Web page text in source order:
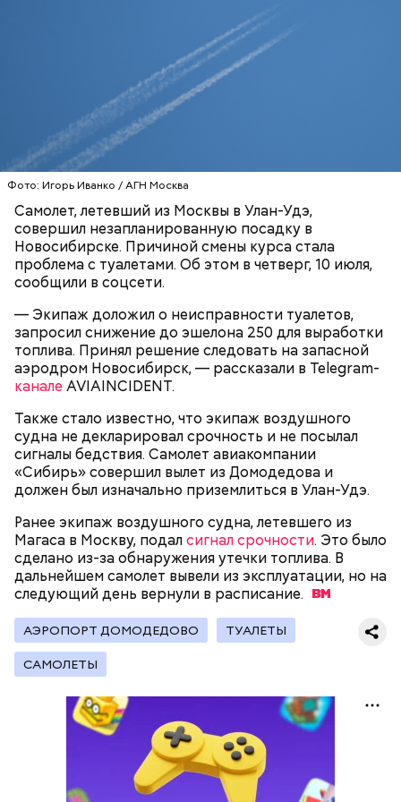
Фото: Игорь Иванко / АГН Москва
Самолет, летевший из Москвы в Улан-Удэ,
совершил незапланированную посадку в
Новосибирске. Причиной смены курса стала
проблема с туалетами. Об этом в четверг, 10 июля,
сообщили в соцсети.
— Экипаж доложил о неисправности туалетов,
запросил снижение до эшелона 250 для выработки
топлива. Принял решение следовать на запасной
аэродром Новосибирск, — рассказали в Telegram-
канале AVIAINCIDENT.
Также стало известно, что экипаж воздушного
судна не декларировал срочность и не посылал
сигналы бедствия. Самолет авиакомпании
«Сибирь» совершил вылет из Домодедова и
должен был изначально приземлиться в Улан-Удэ.
Ранее экипаж воздушного судна, летевшего из
Магаса в Москву, подалсигнал срочности. Это было
сделано из-за обнаружения утечки топлива. В
дальнейшем самолет вывели из эксплуатации, но на
следующий день вернули в расписание.
АЭРОПОРТ ДОМОДЕДОВО ТУАЛЕТЫ
САМОЛЕТЫ
— Гасанов, являясь индивидуальным
предпринимателем, осуществлял
предпринимательскую деятельность в области
продажи и размещения рекламы в социальных
сетях. С целью сокрытия своих доходов часть
покупателей различных мотивационных курсов и
прогнозов ставок на спорт Гасанов получал на
свои личные лицевые счета как физического лица, а
счета, — пояснили вмосковской прокуратуре
Родственники обналичивали деньги и возвращали
их Гасанову. А чтобы пользоваться деньгами и не
вызвать подозрений у налоговой, Гасанов либо
распределял их между еще несколькими счетами,
либо
Блогеру грозило до семи лет лишения свободы.
Первой жертвой Миссюры была его девушка.
Именно на ней молодой человек впервые испытал
химикаты, купленные в интернет-магазине. 13
января 2024 года он подсыпал дихлорэтан в
коктейль возлюбленной, отчего у нее случился
Следующим подопытным стал друг детства
Миссюры Константин. 3 февраля того же года,
подозреваемый угостил приятеля морсом с
этиленгликолем. Через два дня Константин умер в
больнице.
— Мы съездили за витаминами, вернулись обратно,
поднялись домой. У него ухудшилось самочувствие
через сутки... Его увезли в больницу,
реанимировали, и там он скончался, — рассказывал
Миссюра на допросе.
Видео: пресс-служба ГСУ СК по Московской области